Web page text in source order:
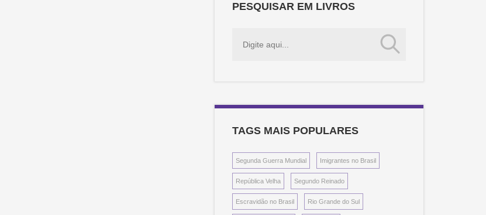
PESQUISAR EM LIVROS
TAGS MAIS POPULARES
Segunda Guerra Mundial Imigrantes no Brasil
República Velha Segundo Reinado
Escravidão no Brasil Rio Grande do Sul